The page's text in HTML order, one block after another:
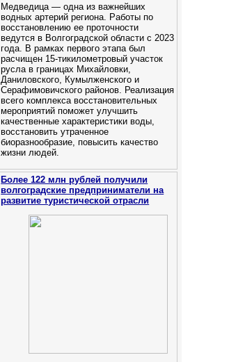
Медведица — одна из важнейших
водных артерий региона. Работы по
восстановлению ее проточности
ведутся в Волгоградской области с 2023
года. В рамках первого этапа был
расчищен 15-тикилометровый участок
русла в границах Михайловки,
Даниловского, Кумылженского и
Серафимовичского районов. Реализация
всего комплекса восстановительных
мероприятий поможет улучшить
качественные характеристики воды,
восстановить утраченное
биоразнообразие, повысить качество
жизни людей.
Более 122 млн рублей получили
волгоградские предприниматели на
развитие туристической отрасли